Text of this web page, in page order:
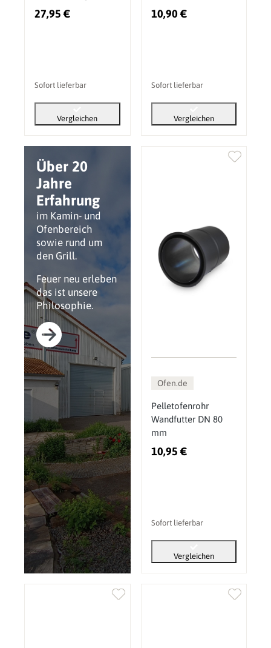
Über 20
Jahre
Erfahrung
im Kamin- und
Ofenbereich
sowie rund um
den Grill.
Feuer neu erleben
das ist unsere
Philosophie.
mm kürzbar
27,95 €
Sofort lieferbar
Vergleichen
10,90 €
Sofort lieferbar
Vergleichen
Ofen.de
Pelletofenrohr
Wandfutter DN 80
mm
10,95 €
Sofort lieferbar
Vergleichen